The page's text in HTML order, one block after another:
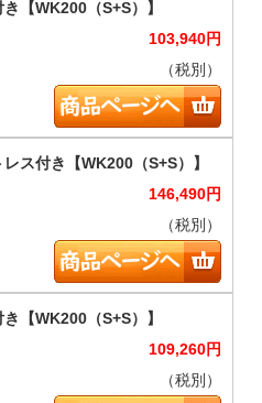
103,940円
（税別）
146,490円
（税別）
109,260円
（税別）